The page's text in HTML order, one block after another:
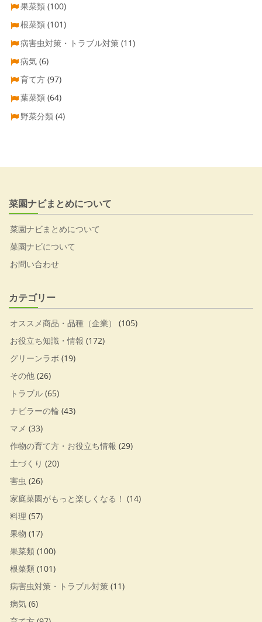
果菜類 (100)
根菜類 (101)
病害虫対策・トラブル対策 (11)
病気 (6)
育て方 (97)
葉菜類 (64)
野菜分類 (4)
菜園ナビまとめについて
菜園ナビまとめについて
菜園ナビについて
お問い合わせ
カテゴリー
オススメ商品・品種（企業）
(105)
お役立ち知識・情報 (172)
グリーンラボ (19)
その他 (26)
トラブル (65)
ナビラーの輪 (43)
マメ (33)
作物の育て方・お役立ち情報 (29)
土づくり (20)
害虫 (26)
家庭菜園がもっと楽しくなる！ (14)
料理 (57)
果物 (17)
果菜類 (100)
根菜類 (101)
病害虫対策・トラブル対策 (11)
病気 (6)